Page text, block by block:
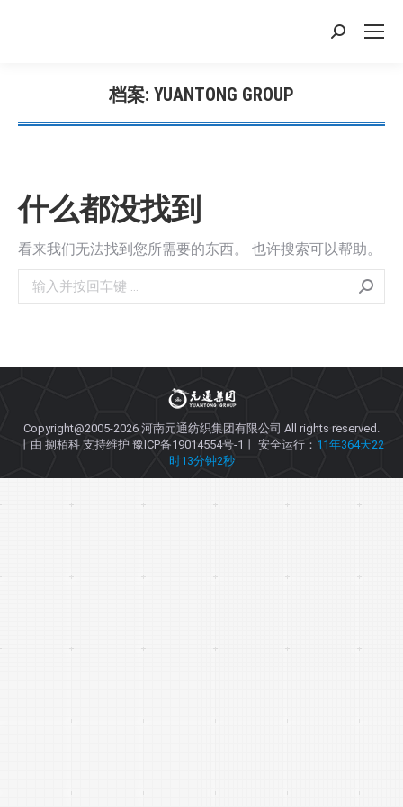
搜
档案: YUANTONG GROUP
您在这里：
什么都没找到
看来我们无法找到您所需要的东西。 也许搜索可以帮助。
索：
Copyright@2005-2026 河南元通纺织集团有限公司 All rights reserved.
丨由 捌栢科 支持维护 豫ICP备19014554号-1 丨 安全运行： 11年364天22
时13分钟2秒